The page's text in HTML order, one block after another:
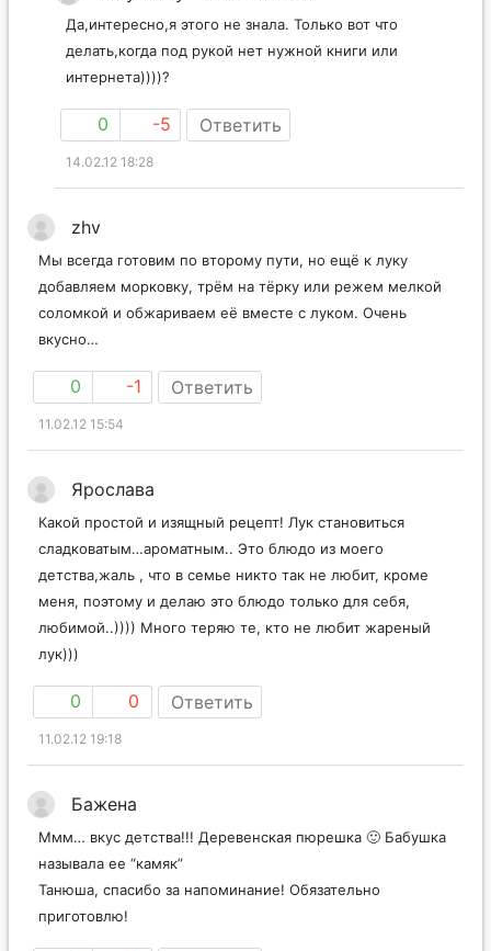
Да,интересно,я этого не знала. Только вот что
делать,когда под рукой нет нужной книги или
интернета))))?
0 -5 Ответить
14.02.12 18:28
zhv
Мы всегда готовим по второму пути, но ещё к луку
добавляем морковку, трём на тёрку или режем мелкой
соломкой и обжариваем её вместе с луком. Очень
вкусно…
0 -1 Ответить
11.02.12 15:54
Ярослава
Какой простой и изящный рецепт! Лук становиться
сладковатым…ароматным.. Это блюдо из моего
детства,жаль , что в семье никто так не любит, кроме
меня, поэтому и делаю это блюдо только для себя,
любимой..)))) Много теряю те, кто не любит жареный
лук)))
0 0 Ответить
11.02.12 19:18
Бажена
Ммм… вкус детства!!! Деревенская пюрешка 🙂 Бабушка
называла ее “камяк”
Танюша, спасибо за напоминание! Обязательно
приготовлю!